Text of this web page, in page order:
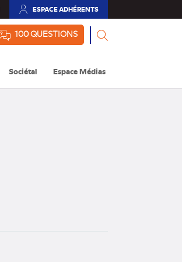
ESPACE ADHÉRENTS
(NOUVEL
100 QUESTIONS
Sociétal Espace Médias